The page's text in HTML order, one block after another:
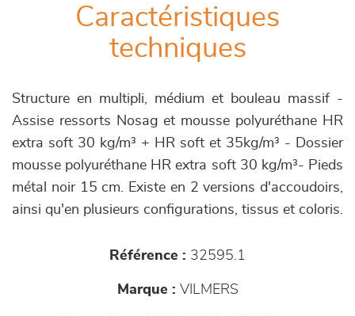
Caractéristiques
techniques
Structure en multipli, médium et bouleau massif -
Assise ressorts Nosag et mousse polyuréthane HR
extra soft 30 kg/m³ + HR soft et 35kg/m³ - Dossier
mousse polyuréthane HR extra soft 30 kg/m³- Pieds
métal noir 15 cm. Existe en 2 versions d'accoudoirs,
ainsi qu'en plusieurs configurations, tissus et coloris.
Référence : 32595.1
Marque : VILMERS